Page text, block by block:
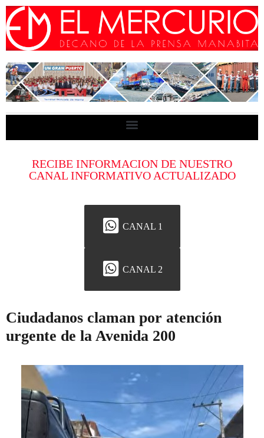
RECIBE INFORMACION DE NUESTRO
CANAL INFORMATIVO ACTUALIZADO
CANAL 1
CANAL 2
Ciudadanos claman por atención
urgente de la Avenida 200